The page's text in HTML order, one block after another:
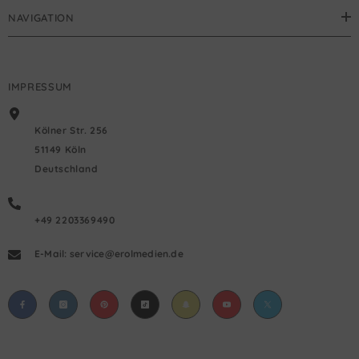
NAVIGATION
IMPRESSUM
Kölner Str. 256
51149 Köln
Deutschland
+49 2203369490
E-Mail: service@erolmedien.de